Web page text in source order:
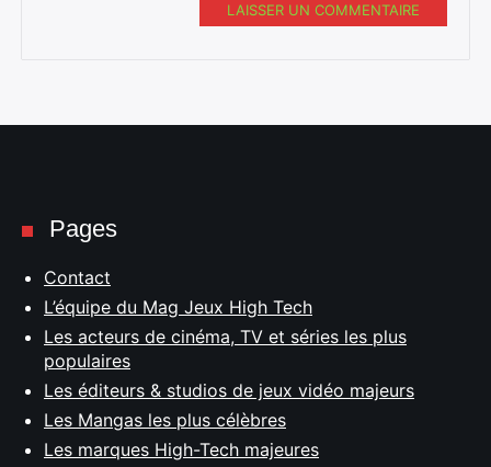
LAISSER UN COMMENTAIRE
Pages
Contact
L’équipe du Mag Jeux High Tech
Les acteurs de cinéma, TV et séries les plus
populaires
Les éditeurs & studios de jeux vidéo majeurs
Les Mangas les plus célèbres
Les marques High-Tech majeures